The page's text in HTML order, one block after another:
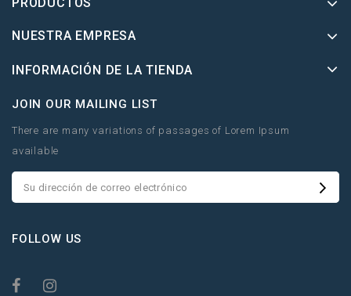
NUESTRA EMPRESA
INFORMACIÓN DE LA TIENDA
JOIN OUR MAILING LIST
There are many variations of passages of Lorem Ipsum
available
FOLLOW US